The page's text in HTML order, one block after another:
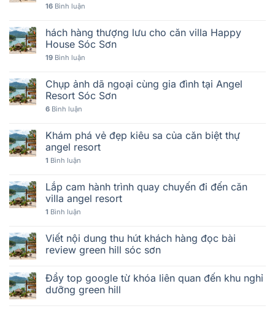
16 Bình luận
hách hàng thượng lưu cho căn villa Happy
House Sóc Sơn
19 Bình luận
Chụp ảnh dã ngoại cùng gia đình tại Angel
Resort Sóc Sơn
6 Bình luận
Khám phá vẻ đẹp kiêu sa của căn biệt thự
angel resort
1 Bình luận
Lắp cam hành trình quay chuyến đi đến căn
villa angel resort
1 Bình luận
Viết nội dung thu hút khách hàng đọc bài
review green hill sóc sơn
Đẩy top google từ khóa liên quan đến khu nghỉ
dưỡng green hill